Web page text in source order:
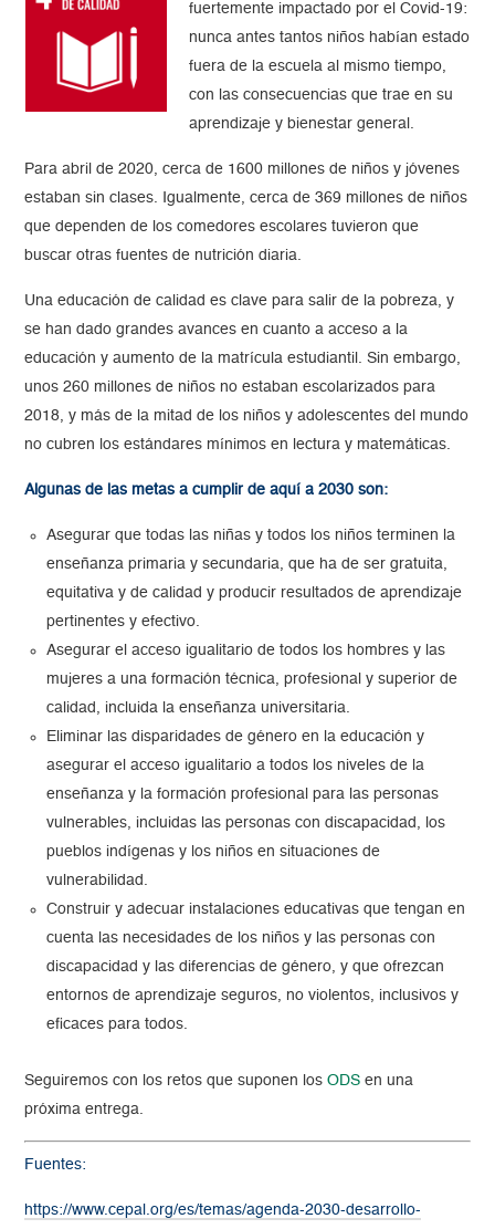
fuertemente impactado por el Covid-19:
nunca antes tantos niños habían estado
fuera de la escuela al mismo tiempo,
con las consecuencias que trae en su
aprendizaje y bienestar general.
Para abril de 2020, cerca de 1600 millones de niños y jóvenes
estaban sin clases. Igualmente, cerca de 369 millones de niños
que dependen de los comedores escolares tuvieron que
buscar otras fuentes de nutrición diaria.
Una educación de calidad es clave para salir de la pobreza, y
se han dado grandes avances en cuanto a acceso a la
educación y aumento de la matrícula estudiantil. Sin embargo,
unos 260 millones de niños no estaban escolarizados para
2018, y más de la mitad de los niños y adolescentes del mundo
no cubren los estándares mínimos en lectura y matemáticas.
Algunas de las metas a cumplir de aquí a 2030 son:
Asegurar que todas las niñas y todos los niños terminen la
enseñanza primaria y secundaria, que ha de ser gratuita,
equitativa y de calidad y producir resultados de aprendizaje
pertinentes y efectivo.
Asegurar el acceso igualitario de todos los hombres y las
mujeres a una formación técnica, profesional y superior de
calidad, incluida la enseñanza universitaria.
Eliminar las disparidades de género en la educación y
asegurar el acceso igualitario a todos los niveles de la
enseñanza y la formación profesional para las personas
vulnerables, incluidas las personas con discapacidad, los
pueblos indígenas y los niños en situaciones de
vulnerabilidad.
Construir y adecuar instalaciones educativas que tengan en
cuenta las necesidades de los niños y las personas con
discapacidad y las diferencias de género, y que ofrezcan
entornos de aprendizaje seguros, no violentos, inclusivos y
eficaces para todos.
Seguiremos con los retos que suponen losODS en una
próxima entrega.
Fuentes:
https://www.cepal.org/es/temas/agenda-2030-desarrollo-